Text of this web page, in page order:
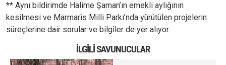
** Aynı bildirimde Halime Şaman’ın emekli aylığının
kesilmesi ve Marmaris Milli Parkı’nda yürütülen projelerin
süreçlerine dair sorular ve bilgiler de yer alıyor.
İLGILI SAVUNUCULAR